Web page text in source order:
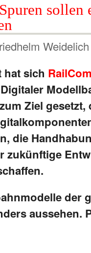
sollen
hat sich
Ziel gesetzt,
die
zukünftige
der
aussehen.